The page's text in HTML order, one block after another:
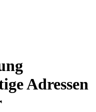
Adressen